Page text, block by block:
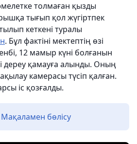
толмаған қызды
тығып қол жүгіртпек
кеткені туралы
. Бұл фактіні мектептің өзі
12 мамыр күні болғанын
дереу қамауға алынды. Оның
камерасы түсіп қалған.
іс қозғалды.
Мақаламен бөлісу